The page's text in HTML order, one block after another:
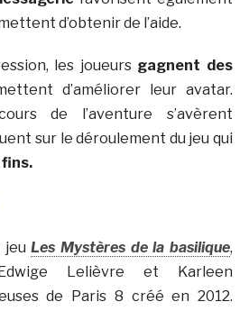
d’obtenir de l’aide.
les joueurs gagnent des
d’améliorer leur avatar.
de l’aventure s’avèrent
sur le déroulement du jeu qui
jeuLes Mystères de la basilique,
Lelièvre et Karleen
de Paris 8 créé en 2012.